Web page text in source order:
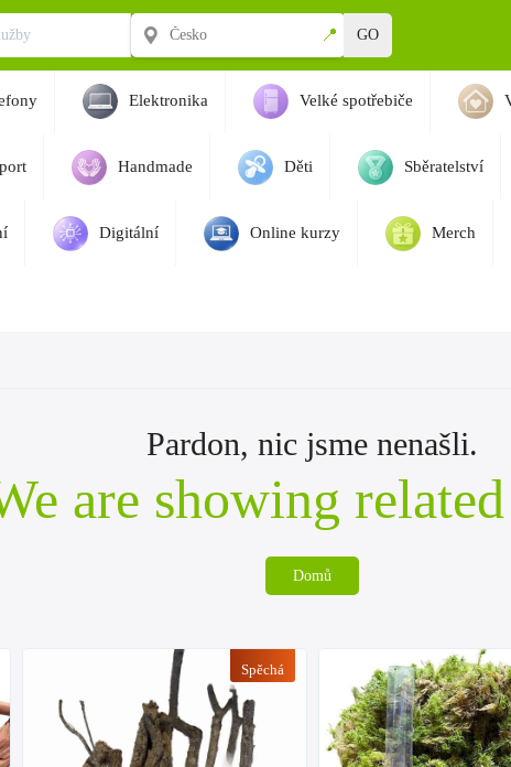
📍 GO
Elektronika Velké spotřebiče
Handmade Děti Sběratelství
Digitální Online kurzy Merch
Pardon, nic jsme nenašli.
are showing
Domů
Spěchá